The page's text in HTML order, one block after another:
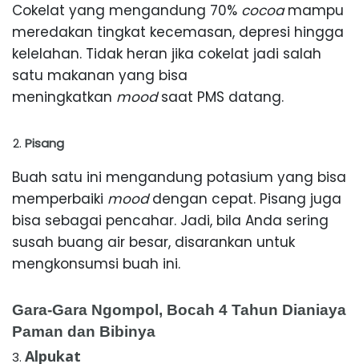
Cokelat yang mengandung 70% cocoamampu
meredakan tingkat kecemasan, depresi hingga
kelelahan. Tidak heran jika cokelat jadi salah
satu makanan yang bisa
meningkatkan moodsaat PMS datang.
Pisang
Buah satu ini mengandung potasium yang bisa
memperbaiki mooddengan cepat. Pisang juga
bisa sebagai pencahar. Jadi, bila Anda sering
susah buang air besar, disarankan untuk
mengkonsumsi buah ini.
Gara-Gara Ngompol, Bocah 4 Tahun Dianiaya
Paman dan Bibinya
Alpukat